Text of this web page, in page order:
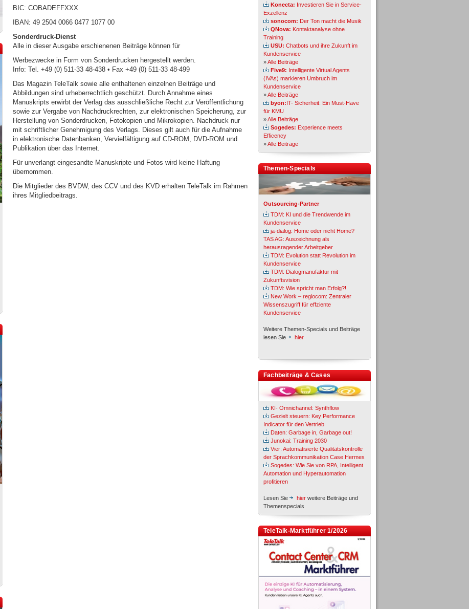
BIC: COBADEFFXXX
IBAN: 49 2504 0066 0477 1077 00
Sonderdruck-Dienst
Alle in dieser Ausgabe erschienenen Beiträge können für
Werbezwecke in Form von Sonderdrucken hergestellt werden.
Info: Tel. +49 (0) 511-33 48-438 • Fax +49 (0) 511-33 48-499
Das Magazin TeleTalk sowie alle enthaltenen einzelnen Beiträge und
Abbildungen sind urheberrechtlich geschützt. Durch Annahme eines
Manuskripts erwirbt der Verlag das ausschließliche Recht zur Veröffentlichung
sowie zur Vergabe von Nachdruckrechten, zur elektronischen Speicherung, zur
Herstellung von Sonderdrucken, Fotokopien und Mikrokopien. Nachdruck nur
mit schriftlicher Genehmigung des Verlags. Dieses gilt auch für die Aufnahme
in elektronische Datenbanken, Vervielfältigung auf CD-ROM, DVD-ROM und
Publikation über das Internet.
Für unverlangt eingesandte Manuskripte und Fotos wird keine Haftung
übernommen.
Die Mitglieder des BVDW, des CCV und des KVD erhalten TeleTalk im Rahmen
ihres Mitgliedbeitrags.
Konecta: Investieren Sie in Service-
Exzellenz
sonocom: Der Ton macht die Musik
QNova: Kontaktanalyse ohne
Training
USU: Chatbots und ihre Zukunft im
Kundenservice
»Alle Beiträge
Five9: Intelligente Virtual Agents
(IVAs) markieren Umbruch im
Kundenservice
»Alle Beiträge
byon:IT- Sicherheit: Ein Must-Have
für KMU
»Alle Beiträge
Sogedes: Experience meets
Efficency
»Alle Beiträge
Themen-Specials
Outsourcing-Partner
TDM: KI und die Trendwende im
Kundenservice
ja-dialog: Home oder nicht Home?
TAS AG: Auszeichnung als
herausragender Arbeitgeber
TDM: Evolution statt Revolution im
Kundenservice
TDM: Dialogmanufaktur mit
Zukunftsvision
TDM: Wie spricht man Erfolg?!
New Work – regiocom: Zentraler
Wissenszugriff für effziente
Kundenservice
Weitere Themen-Specials und Beiträge
lesen Sie
hier
Fachbeiträge & Cases
KI- Omnichannel: Synthflow
Gezielt steuern: Key Performance
Indicator für den Vertrieb
Daten: Garbage in, Garbage out!
Junokai: Training 2030
Vier: Automatisierte Qualitätskontrolle
der Sprachkommunikation Case Hermes
Sogedes: Wie Sie von RPA, Intelligent
Automation und Hyperautomation
profitieren
Lesen Sie hier weitere Beiträge und
Themenspecials
TeleTalk-Marktführer 1/2026